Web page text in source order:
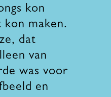
kon
kon maken.
dat
van
was voor
en